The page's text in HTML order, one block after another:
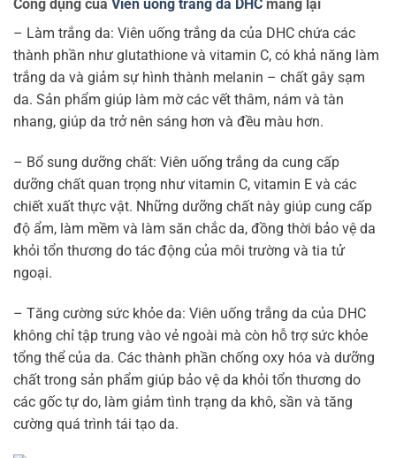
Công dụng của Viên uống trắng da DHC mang lại
– Làm trắng da: Viên uống trắng da của DHC chứa các
thành phần như glutathione và vitamin C, có khả năng làm
trắng da và giảm sự hình thành melanin – chất gây sạm
da. Sản phẩm giúp làm mờ các vết thâm, nám và tàn
nhang, giúp da trở nên sáng hơn và đều màu hơn.
– Bổ sung dưỡng chất: Viên uống trắng da cung cấp
dưỡng chất quan trọng như vitamin C, vitamin E và các
chiết xuất thực vật. Những dưỡng chất này giúp cung cấp
độ ẩm, làm mềm và làm săn chắc da, đồng thời bảo vệ da
khỏi tổn thương do tác động của môi trường và tia tử
ngoại.
– Tăng cường sức khỏe da: Viên uống trắng da của DHC
không chỉ tập trung vào vẻ ngoài mà còn hỗ trợ sức khỏe
tổng thể của da. Các thành phần chống oxy hóa và dưỡng
chất trong sản phẩm giúp bảo vệ da khỏi tổn thương do
các gốc tự do, làm giảm tình trạng da khô, sần và tăng
cường quá trình tái tạo da.